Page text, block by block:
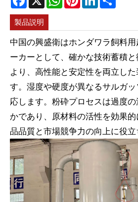
製品説明
中国の興盛衛はホンダワラ飼料
ーカーとして、確かな技術蓄積
より、高性能と安定性を両立し
す。湿度や硬度が異なるサルガ
応します。粉砕プロセスは過度
かであり、原材料の活性を効果
品品質と市場競争力の向上に役立